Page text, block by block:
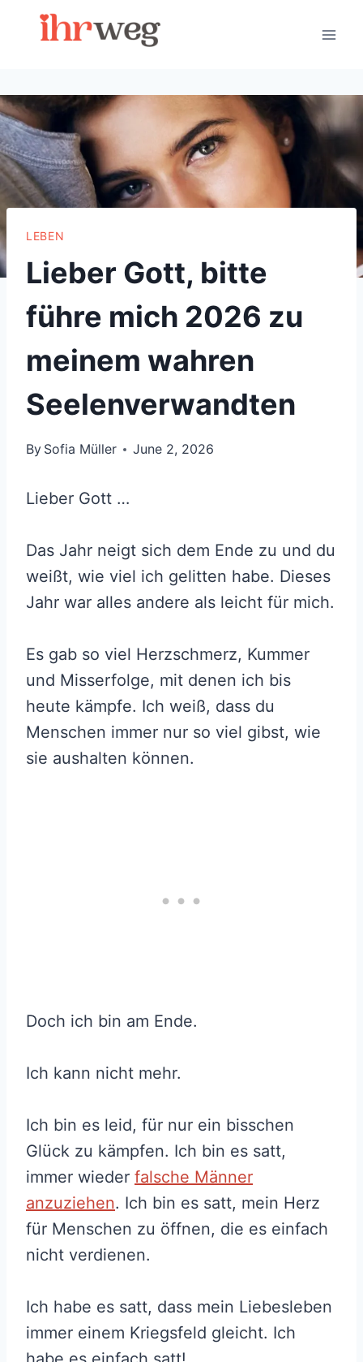
LEBEN
Lieber Gott, bitte
führe mich 2026 zu
meinem wahren
Seelenverwandten
By Sofia Müller June 2, 2026
Lieber Gott …
Das Jahr neigt sich dem Ende zu und du
weißt, wie viel ich gelitten habe. Dieses
Jahr war alles andere als leicht für mich.
Es gab so viel Herzschmerz, Kummer
und Misserfolge, mit denen ich bis
heute kämpfe. Ich weiß, dass du
Menschen immer nur so viel gibst, wie
sie aushalten können.
Doch ich bin am Ende.
Ich kann nicht mehr.
Ich bin es leid, für nur ein bisschen
Glück zu kämpfen. Ich bin es satt,
immer wieder falsche Männer
anzuziehen. Ich bin es satt, mein Herz
für Menschen zu öffnen, die es einfach
nicht verdienen.
Ich habe es satt, dass mein Liebesleben
immer einem Kriegsfeld gleicht. Ich